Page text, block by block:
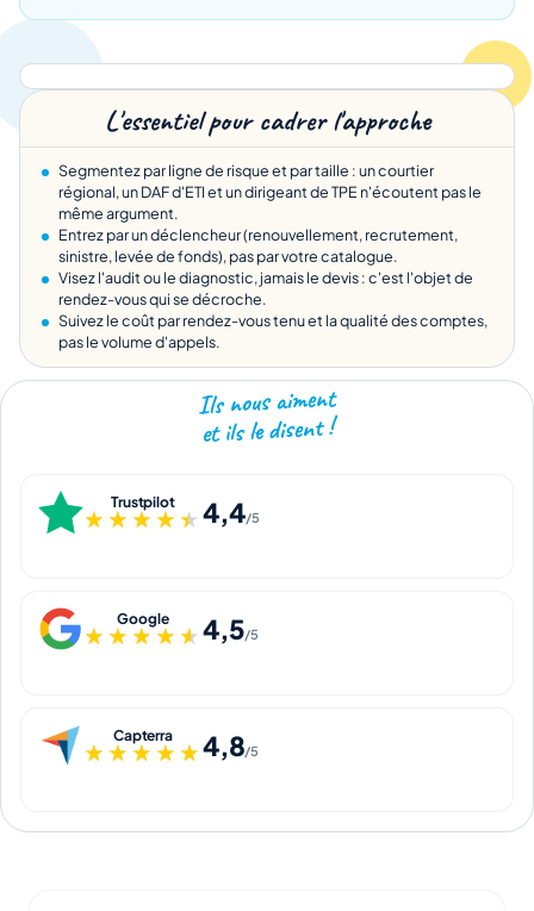
L'essentiel pour cadrer l'approche
Segmentez par ligne de risque et par taille : un courtier
régional, un DAF d'ETI et un dirigeant de TPE n'écoutent pas le
même argument.
Entrez par un déclencheur (renouvellement, recrutement,
sinistre, levée de fonds), pas par votre catalogue.
Visez l'audit ou le diagnostic, jamais le devis : c'est l'objet de
rendez-vous qui se décroche.
Suivez le coût par rendez-vous tenu et la qualité des comptes,
pas le volume d'appels.
Ils nous aiment
et ils le disent !
Trustpilot
★★★★★
★★★★★ 4,4/5
Google
★★★★★
★★★★★ 4,5/5
Capterra
★★★★★
★★★★★4,8/5